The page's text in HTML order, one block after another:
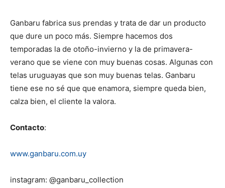
Ganbaru fabrica sus prendas y trata de dar un producto
que dure un poco más. Siempre hacemos dos
temporadas la de otoño-invierno y la de primavera-
verano que se viene con muy buenas cosas. Algunas con
telas uruguayas que son muy buenas telas. Ganbaru
tiene ese no sé que que enamora, siempre queda bien,
calza bien, el cliente la valora.
Contacto:
www.ganbaru.com.uy
instagram: @ganbaru_collection